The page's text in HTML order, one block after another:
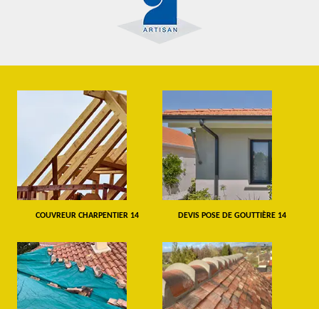
COUVREUR CHARPENTIER 14 DEVIS POSE DE GOUTTIÈRE 14